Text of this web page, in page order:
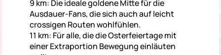
9 km: Die ideale goldene Mitte für die
Ausdauer-Fans, die sich auch auf leicht
crossigen Routen wohlfühlen.
11 km: Für alle, die die Osterfeiertage mit
einer Extraportion Bewegung einläuten